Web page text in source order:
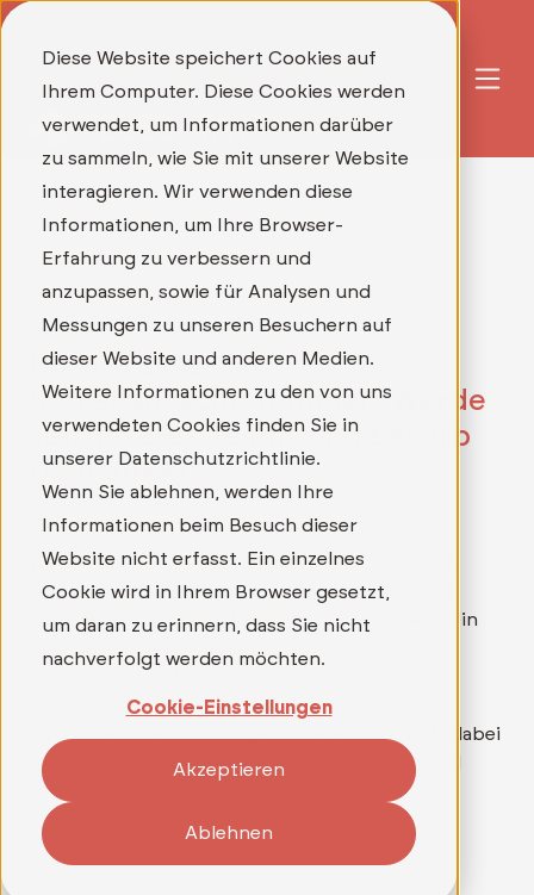
Diese Website speichert Cookies auf
Ihrem Computer. Diese Cookies werden
verwendet, um Informationen darüber
zu sammeln, wie Sie mit unserer Website
interagieren. Wir verwenden diese
Informationen, um Ihre Browser-
Erfahrung zu verbessern und
anzupassen, sowie für Analysen und
Messungen zu unseren Besuchern auf
dieser Website und anderen Medien.
Weitere Informationen zu den von uns
verwendeten Cookies finden Sie in
unserer Datenschutzrichtlinie.
Wenn Sie ablehnen, werden Ihre
Informationen beim Besuch dieser
Website nicht erfasst. Ein einzelnes
Cookie wird in Ihrem Browser gesetzt,
um daran zu erinnern, dass Sie nicht
nachverfolgt werden möchten.
Cookie-Einstellungen
Akzeptieren
Ablehnen
Unsere aktuellen
Stellenausschreibungen: Werde
Teil unseres Teams und bewirb
Dich direkt!
Wer mehr als nur einen Job sucht und in einem
Umfeld arbeiten möchte, in dem wirklich etwas
bewegt werden kann, findet bei TELEDATA IT ein
mitarbeitergeführtes Unternehmen mit
spannenden Aufgaben und hoher
Eigenverantwortung. Ein Team, das
Zusammenarbeit auf Augenhöhe lebt, schafft dabei
die Grundlage für persönliche Entwicklung und
gemeinsames Wachstum.